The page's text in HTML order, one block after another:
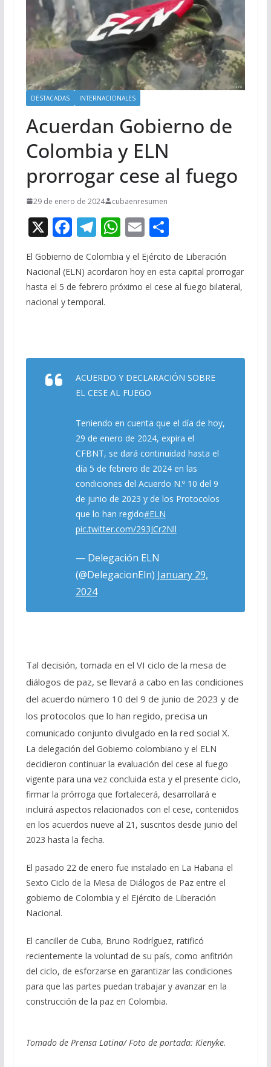
DESTACADAS INTERNACIONALES
Acuerdan Gobierno de
Colombia y ELN
prorrogar cese al fuego
29 de enero de 2024 cubaenresumen
X F
ac
e
b
o
T
el
e
gr
a
W
at
s
E
m
ai
l
C
o
m
p
El Gobierno de Colombia y el Ejército de Liberación
Nacional (ELN) acordaron hoy en esta capital prorrogar
hasta el 5 de febrero próximo el cese al fuego bilateral,
nacional y temporal.
ACUERDO Y DECLARACIÓN SOBRE
EL CESE AL FUEGO
Teniendo en cuenta que el día de hoy,
29 de enero de 2024, expira el
CFBNT, se dará continuidad hasta el
día 5 de febrero de 2024 en las
condiciones del Acuerdo N.º 10 del 9
de junio de 2023 y de los Protocolos
que lo han regido#ELN
pic.twitter.com/293JCr2Nll
— Delegación ELN
(@DelegacionEln) January 29,
2024
Tal decisión, tomada en el VI ciclo de la mesa de
diálogos de paz, se llevará a cabo en las condiciones
del acuerdo número 10 del 9 de junio de 2023 y de
los protocolos que lo han regido, precisa un
comunicado conjunto divulgado en la red social X.
La delegación del Gobierno colombiano y el ELN
decidieron continuar la evaluación del cese al fuego
vigente para una vez concluida esta y el presente ciclo,
firmar la prórroga que fortalecerá, desarrollará e
incluirá aspectos relacionados con el cese, contenidos
en los acuerdos nueve al 21, suscritos desde junio del
2023 hasta la fecha.
El pasado 22 de enero fue instalado en La Habana el
Sexto Ciclo de la Mesa de Diálogos de Paz entre el
gobierno de Colombia y el Ejército de Liberación
Nacional.
El canciller de Cuba, Bruno Rodríguez, ratificó
recientemente la voluntad de su país, como anfitrión
del ciclo, de esforzarse en garantizar las condiciones
para que las partes puedan trabajar y avanzar en la
construcción de la paz en Colombia.
Tomado de Prensa Latina/ Foto de portada: Kienyke.